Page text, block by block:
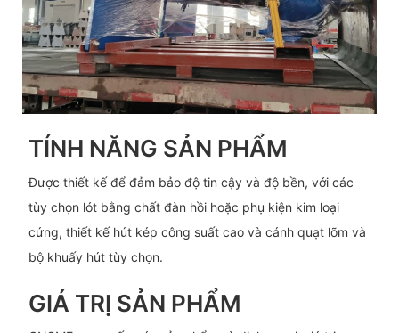
TÍNH NĂNG SẢN PHẨM
Được thiết kế để đảm bảo độ tin cậy và độ bền, với các
tùy chọn lót bằng chất đàn hồi hoặc phụ kiện kim loại
cứng, thiết kế hút kép công suất cao và cánh quạt lõm và
bộ khuấy hút tùy chọn.
GIÁ TRỊ SẢN PHẨM